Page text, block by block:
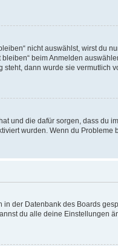
nicht auswählst, wirst du
beim Anmelden
dann wurde sie vermutlich
und die dafür sorgen, dass
wurden. Wenn du
der Datenbank des Boards
du alle deine Einstellungen